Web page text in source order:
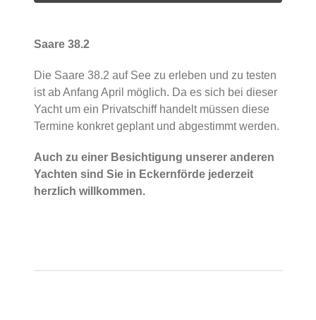
Saare 38.2
Die Saare 38.2 auf See zu erleben und zu testen
ist ab Anfang April möglich. Da es sich bei dieser
Yacht um ein Privatschiff handelt müssen diese
Termine konkret geplant und abgestimmt werden.
Auch zu einer Besichtigung unserer anderen
Yachten sind Sie in Eckernförde jederzeit
herzlich willkommen.